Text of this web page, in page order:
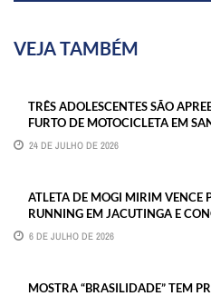
VEJA TAMBÉM
TRÊS ADOLESCENTES SÃO
FURTO DE MOTOCICLETA EM
24 DE JULHO DE 2026
ATLETA DE MOGI MIRIM VENCE
RUNNING EM JACUTINGA E
6 DE JULHO DE 2026
MOSTRA “BRASILIDADE” TEM